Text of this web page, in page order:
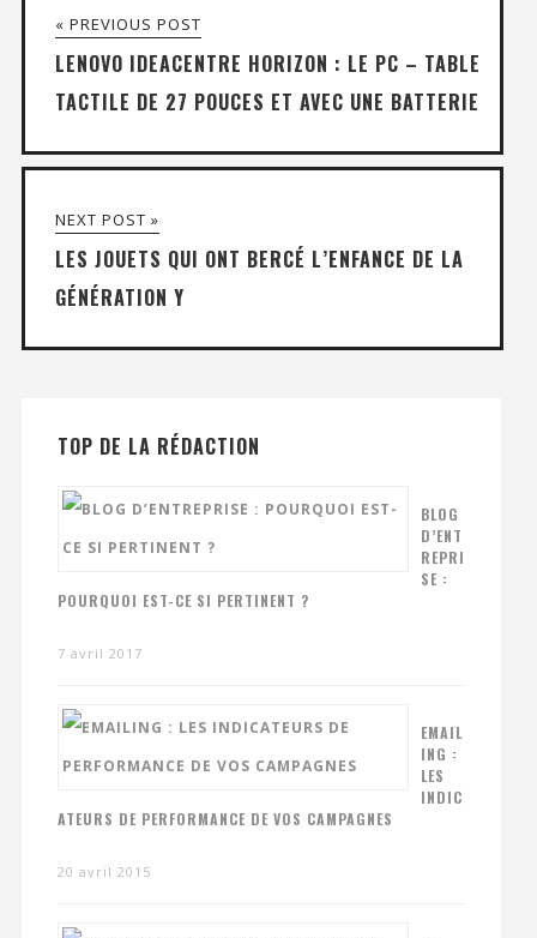
« PREVIOUS POST
LENOVO IDEACENTRE HORIZON : LE PC – TABLE
TACTILE DE 27 POUCES ET AVEC UNE BATTERIE
NEXT POST »
LES JOUETS QUI ONT BERCÉ L’ENFANCE DE LA
GÉNÉRATION Y
TOP DE LA RÉDACTION
BLOG
D’ENT
REPRI
SE :
POURQUOI EST-CE SI PERTINENT ?
7 avril 2017
EMAIL
ING :
LES
INDIC
ATEURS DE PERFORMANCE DE VOS CAMPAGNES
20 avril 2015